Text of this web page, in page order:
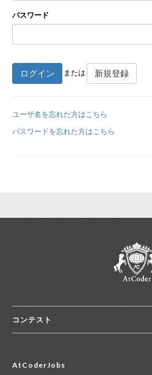
新規登録
パスワード
ログイン または 新規登録
ユーザ名を忘れた方はこちら
パスワードを忘れた方はこちら
コンテスト
コンテスト一覧
AtCoderJobs